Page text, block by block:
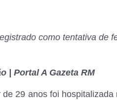
como tentativa de
| Portal A Gazeta RM
de 29 anos foi